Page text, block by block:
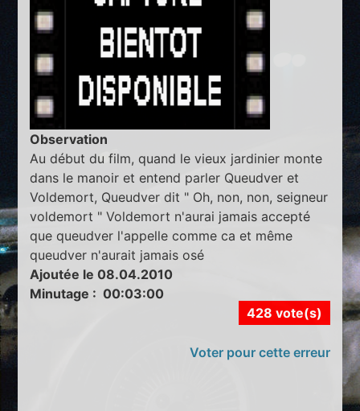
Observation
Au début du film, quand le vieux jardinier monte
dans le manoir et entend parler Queudver et
Voldemort, Queudver dit " Oh, non, non, seigneur
voldemort " Voldemort n'aurai jamais accepté
que queudver l'appelle comme ca et même
queudver n'aurait jamais osé
Ajoutée le 08.04.2010
Minutage : 00:03:00
428 vote(s)
Voter pour cette erreur